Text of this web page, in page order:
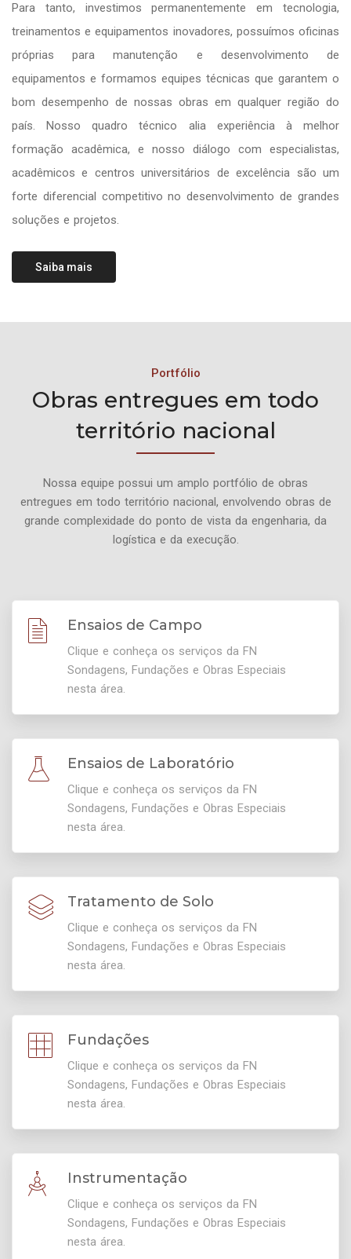
Para tanto, investimos permanentemente em tecnologia,
treinamentos e equipamentos inovadores, possuímos oficinas
próprias para manutenção e desenvolvimento de
equipamentos e formamos equipes técnicas que garantem o
bom desempenho de nossas obras em qualquer região do
país. Nosso quadro técnico alia experiência à melhor
formação acadêmica, e nosso diálogo com especialistas,
acadêmicos e centros universitários de excelência são um
forte diferencial competitivo no desenvolvimento de grandes
soluções e projetos.
Saiba mais
Portfólio
Obras entregues em todo
território nacional
Nossa equipe possui um amplo portfólio de obras
entregues em todo território nacional, envolvendo obras de
grande complexidade do ponto de vista da engenharia, da
logística e da execução.
Ensaios de Campo
Clique e conheça os serviços da FN
Sondagens, Fundações e Obras Especiais
nesta área.
Ensaios de Laboratório
Clique e conheça os serviços da FN
Sondagens, Fundações e Obras Especiais
nesta área.
Tratamento de Solo
Clique e conheça os serviços da FN
Sondagens, Fundações e Obras Especiais
nesta área.
Fundações
Clique e conheça os serviços da FN
Sondagens, Fundações e Obras Especiais
nesta área.
Instrumentação
Clique e conheça os serviços da FN
Sondagens, Fundações e Obras Especiais
nesta área.